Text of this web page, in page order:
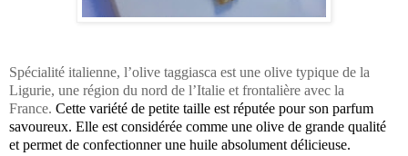
Spécialité italienne, l’olive taggiasca est une olive typique de la
Ligurie, une région du nord de l’Italie et frontalière avec la
France. Cette variété de petite taille est réputée pour son parfum
savoureux. Elle est considérée comme une olive de grande qualité
et permet de confectionner une huile absolument délicieuse.